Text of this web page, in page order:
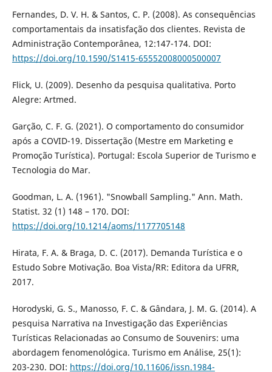
Fernandes, D. V. H. & Santos, C. P. (2008). As consequências
comportamentais da insatisfação dos clientes. Revista de
Administração Contemporânea, 12:147-174. DOI:
https://doi.org/10.1590/S1415-65552008000500007
Flick, U. (2009). Desenho da pesquisa qualitativa. Porto
Alegre: Artmed.
Garção, C. F. G. (2021). O comportamento do consumidor
após a COVID-19. Dissertação (Mestre em Marketing e
Promoção Turística). Portugal: Escola Superior de Turismo e
Tecnologia do Mar.
Goodman, L. A. (1961). "Snowball Sampling." Ann. Math.
Statist. 32 (1) 148 – 170. DOI:
https://doi.org/10.1214/aoms/1177705148
Hirata, F. A. & Braga, D. C. (2017). Demanda Turística e o
Estudo Sobre Motivação. Boa Vista/RR: Editora da UFRR,
2017.
Horodyski, G. S., Manosso, F. C. & Gândara, J. M. G. (2014). A
pesquisa Narrativa na Investigação das Experiências
Turísticas Relacionadas ao Consumo de Souvenirs: uma
abordagem fenomenológica. Turismo em Análise, 25(1):
203-230. DOI: https://doi.org/10.11606/issn.1984-